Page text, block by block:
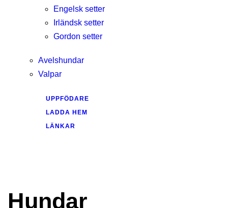
Engelsk setter
Irländsk setter
Gordon setter
Avelshundar
Valpar
UPPFÖDARE
LADDA HEM
LÄNKAR
Hundar